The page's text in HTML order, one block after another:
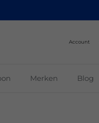
Account
Merken Blog